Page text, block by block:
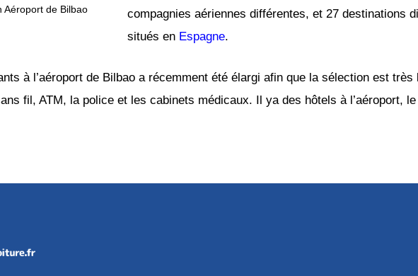
Aéroport de Bilbao
compagnies aériennes différentes, et 27 destinations
situés en Espagne.
à l’aéroport de Bilbao a récemment été élargi afin que la sélection est
fil, ATM, la police et les cabinets médicaux. Il ya des hôtels à l’aéroport,